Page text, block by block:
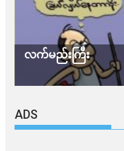
သတိ အိုမီခရွန်တဲ့
ADS